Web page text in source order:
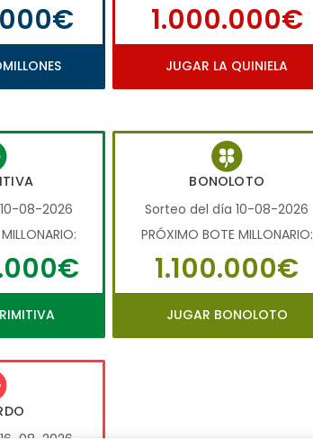
1.000.000€
JUGAR LA QUINIELA
08-2026
BONOLOTO
Sorteo del día 10-08-2026
PRÓXIMO BOTE MILLONARIO:
1.100.000€
JUGAR BONOLOTO